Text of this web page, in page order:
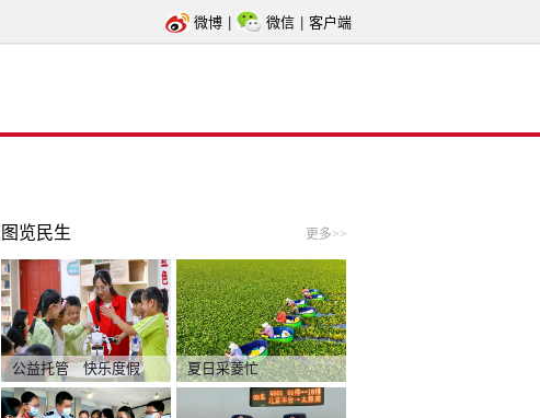
微博 微信 客户端
图览民生 更多>>
公益托管 快乐度假 夏日采菱忙